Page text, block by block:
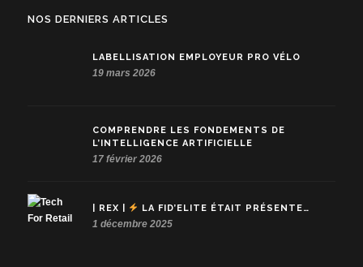
NOS DERNIERS ARTICLES
LABELLISATION EMPLOYEUR PRO VÉLO
19 mars 2026
COMPRENDRE LES FONDEMENTS DE
L’INTELLIGENCE ARTIFICIELLE
17 février 2026
| REX | LA FID’ELITE ÉTAIT PRÉSENTE…
1 décembre 2025